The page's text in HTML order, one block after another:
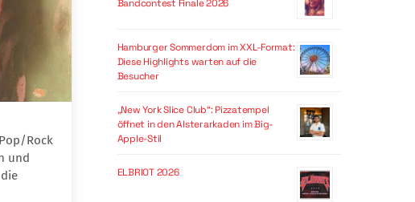
Rock
und
Bandcontest Finale 2026
Hamburger Sommerdom im XXL-Format:
Diese Highlights warten auf die
Besucher
„New York Slice Club“: Pizzatempel
öffnet in den Alsterarkaden im Big-
Apple-Stil
ELBRIOT 2026